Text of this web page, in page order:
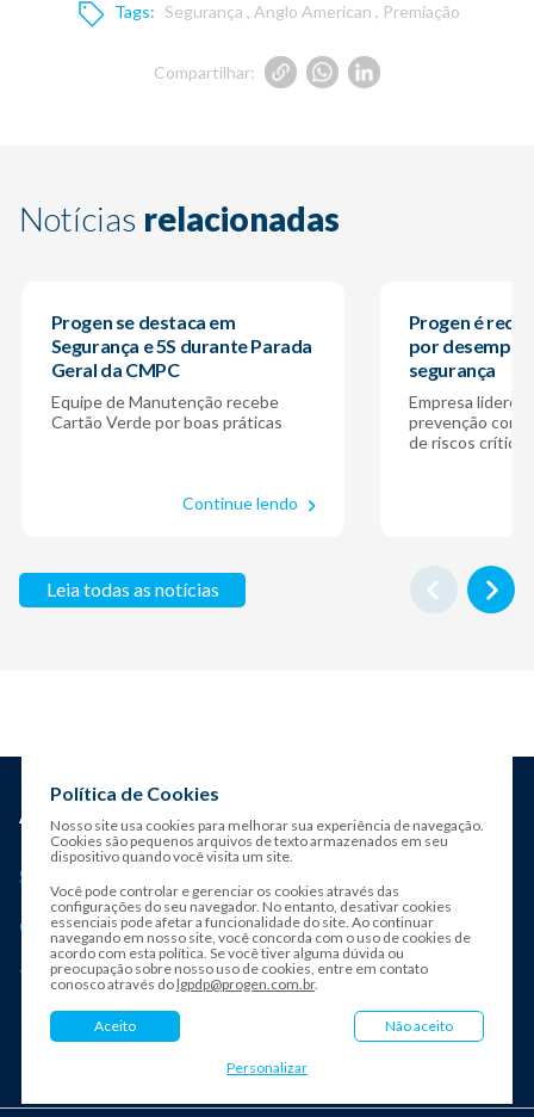
Tags: Segurança , Anglo American , Premiação
Compartilhar:
Notícias relacionadas
Progen se destaca em
Segurança e 5S durante Parada
Geral da CMPC
Equipe de Manutenção recebe
Cartão Verde por boas práticas
Continue lendo
Progen é
por
segurança
Empresa liderou
prevenção com
de riscos críticos
Leia todas as notícias
Sobre a Progen
Contatos
Transparência
Política de Cookies
Nosso site usa cookies para melhorar sua experiência de navegação.
Cookies são pequenos arquivos de texto armazenados em seu
dispositivo quando você visita um site.
Você pode controlar e gerenciar os cookies através das
configurações do seu navegador. No entanto, desativar cookies
essenciais pode afetar a funcionalidade do site. Ao continuar
navegando em nosso site, você concorda com o uso de cookies de
acordo com esta política. Se você tiver alguma dúvida ou
preocupação sobre nosso uso de cookies, entre em contato
conosco através do lgpdp@progen.com.br.
Aceito Não aceito
Personalizar